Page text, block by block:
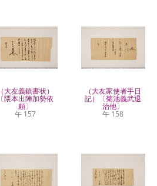
（大友義鎮書状）
〔隈本出陣加勢依
頼〕
午 157
（大友家使者手日
記）〔菊池義武退
治他〕
午 158